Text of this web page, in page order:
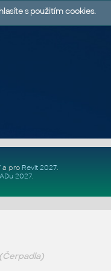
a pro Revit 2027.
2027.
(Čerpadla)
s použitím cookies.